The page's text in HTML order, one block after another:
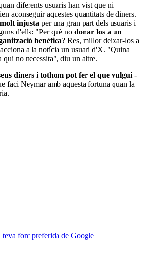
diferents usuaris han vist que ni
aconseguir aquestes quantitats de diners.
injusta per una gran part dels usuaris i
d'ells: "Per què no donar-los a un
benèfica? Res, millor deixar-los a
a la notícia un usuari d'X. "Quina
qui no necessita", diu un altre.
diners i tothom pot fer el que vulgui -
faci Neymar amb aquesta fortuna quan la
font preferida de Google